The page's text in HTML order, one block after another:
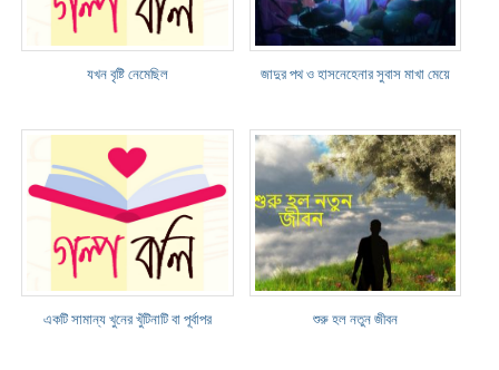
যখন বৃষ্টি নেমেছিল জাদুর পথ ও হাসনেহেনার সুবাস মাখা মেয়ে
একটি সামান্য খুনের খুঁটিনাটি বা পূর্বাপর শুরু হল নতুন জীবন